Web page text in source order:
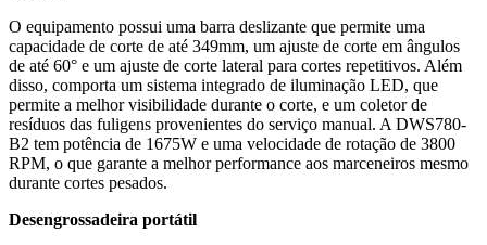
O equipamento possui uma barra deslizante que permite uma
capacidade de corte de até 349mm, um ajuste de corte em ângulos
de até 60° e um ajuste de corte lateral para cortes repetitivos. Além
disso, comporta um sistema integrado de iluminação LED, que
permite a melhor visibilidade durante o corte, e um coletor de
resíduos das fuligens provenientes do serviço manual. A DWS780-
B2 tem potência de 1675W e uma velocidade de rotação de 3800
RPM, o que garante a melhor performance aos marceneiros mesmo
durante cortes pesados.
Desengrossadeira portátil